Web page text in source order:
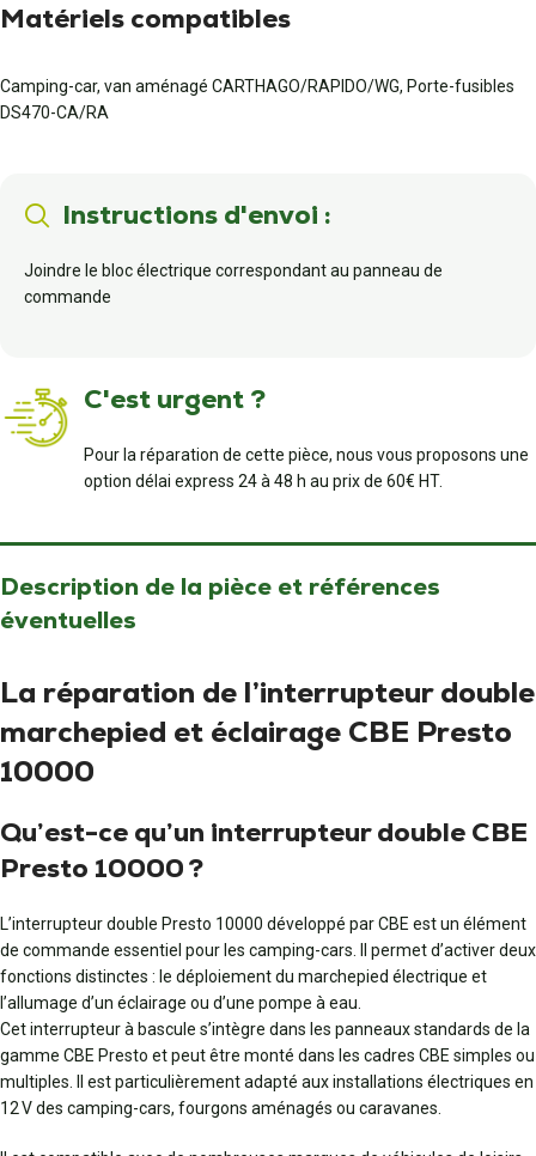
Matériels compatibles
Camping-car, van aménagé CARTHAGO/RAPIDO/WG, Porte-fusibles
DS470-CA/RA
Instructions d'envoi :
Joindre le bloc électrique correspondant au panneau de
commande
C'est urgent ?
Pour la réparation de cette pièce, nous vous proposons une
option délai express 24 à 48 h au prix de 60€ HT.
Description de la pièce et références
éventuelles
La réparation de l’interrupteur double
marchepied et éclairage CBE Presto
10000
Qu’est-ce qu’un interrupteur double CBE
Presto 10000 ?
L’interrupteur double Presto 10000 développé par CBE est un élément
de commande essentiel pour les camping-cars. Il permet d’activer deux
fonctions distinctes : le déploiement du marchepied électrique et
l’allumage d’un éclairage ou d’une pompe à eau.
Cet interrupteur à bascule s’intègre dans les panneaux standards de la
gamme CBE Presto et peut être monté dans les cadres CBE simples ou
multiples. Il est particulièrement adapté aux installations électriques en
12 V des camping-cars, fourgons aménagés ou caravanes.